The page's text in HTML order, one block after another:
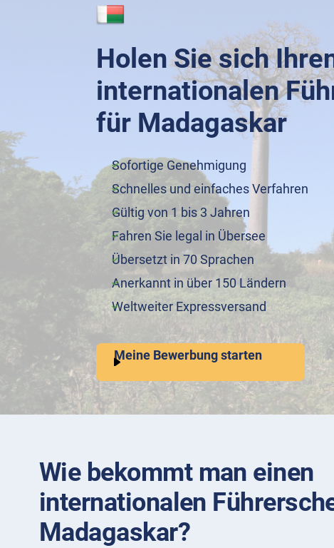
Holen Sie sich
internationalen
für Madagaskar
Sofortige Genehmigung
Schnelles und einfaches Verfahren
Gültig von 1 bis 3 Jahren
Fahren Sie legal in Übersee
Übersetzt in 70 Sprachen
Anerkannt in über 150 Ländern
Weltweiter Expressversand
Meine Bewerbung starten
Wie bekommt man einen
internationalen
Madagaskar?